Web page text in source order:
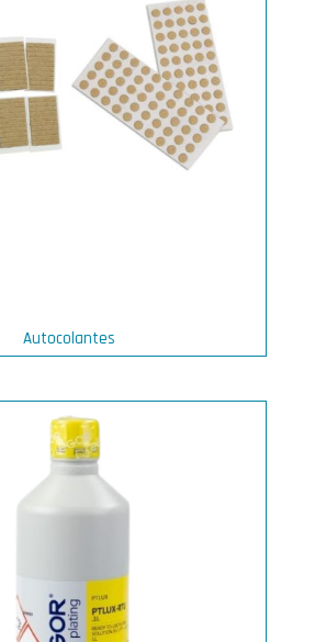
Autocolantes